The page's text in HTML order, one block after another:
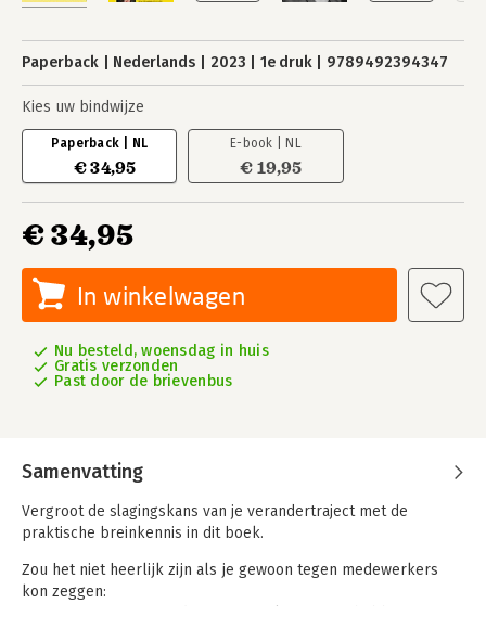
Paperback Nederlands 2023 1e druk 9789492394347
Kies uw bindwijze
Paperback | NL
€ 34,95
E-book | NL
€ 19,95
€ 34,95
In winkelwagen
Nu besteld, woensdag in huis
Gratis verzonden
Past door de brievenbus
Samenvatting
Vergroot de slagingskans van je verandertraject met de
praktische breinkennis in dit boek.
Zou het niet heerlijk zijn als je gewoon tegen medewerkers
kon zeggen: